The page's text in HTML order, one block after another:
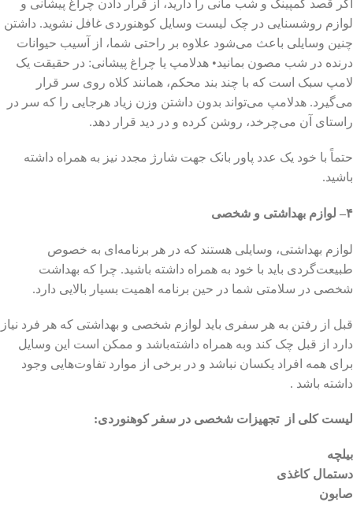
اگر قصد کمپینگ و شب مانی را دارید، از قرار دادن چراغ پیشانی و
لوازم روشسنایی در چک لیست وسایل کوهنوردی غافل نشوید. داشتن
چنین وسایلی باعث می‌شود علاوه بر راحتی شما، از آسیب حیوانات
درنده در شب مصون بمانید• هدلامپ یا چراغ پیشانی: در حقیقت یک
لامپ سبک است که با چند بند محکم، همانند کلاه روی سر قرار
می‌گیرد. هدلامپ می‌تواند بدون داشتن وزن زیاد هرجایی را که سر در
راستای آن می‌چرخد، روشن کرده و در دید قرار دهد.
حتماً با خود یک عدد پاور بانک جهت شارژ مجدد نیز به همراه داشته
باشید.
۴– لوازم بهداشتی و شخصی
لوازم بهداشتی، وسایلی هستند که در هر برنامه‌ای به خصوص
طبیعت‌گردی باید با خود به همراه داشته باشید. چرا که بهداشت
شخصی در سلامتی شما در حین برنامه اهمیت بسیار بالایی دارد.
قبل از رفتن به هر سفری باید لوازم شخصی و بهداشتی که هر فرد نیاز
دارد از قبل چک کند وبه همراه داشته‌باشد و ممکن است این وسایل
برای همه افراد یکسان نباشد و در برخی از موارد تفاوت‌هایی وجود
داشته باشد .
لیست کلی از تجهیزات شخصی در سفر کوهنوردی:
بیلچه
دستمال کاغذی
صابون